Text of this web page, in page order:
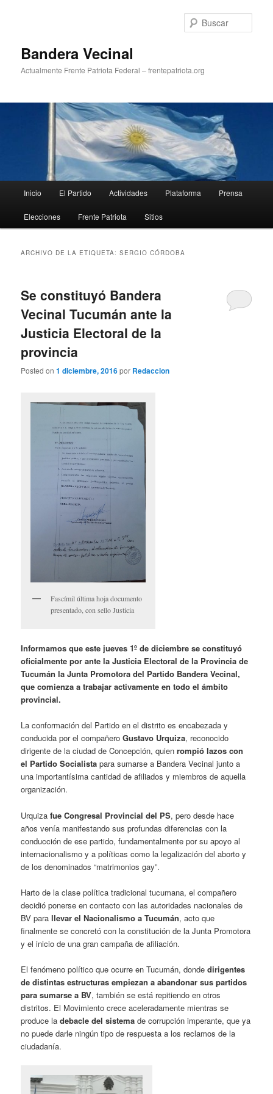
Bandera Vecinal
Actualmente Frente Patriota Federal – frentepatriota.org
principal
Inicio El Partido Actividades Plataforma Prensa
Elecciones Frente Patriota Sitios
ARCHIVO DE LA ETIQUETA:SERGIO CÓRDOBA
Se constituyó Bandera
Vecinal Tucumán ante la
Justicia Electoral de la
provincia
Posted on1 diciembre, 2016por Redaccion
Fascímil última hoja documento
presentado, con sello Justicia
Informamos que este jueves 1º de diciembre se constituyó
oficialmente por ante la Justicia Electoral de la Provincia de
Tucumán la Junta Promotora del Partido Bandera Vecinal,
que comienza a trabajar activamente en todo el ámbito
provincial.
La conformación del Partido en el distrito es encabezada y
conducida por el compañeroGustavo Urquiza, reconocido
dirigente de la ciudad de Concepción, quienrompió lazos con
el Partido Socialista para sumarse a Bandera Vecinal junto a
una importantísima cantidad de afiliados y miembros de aquella
organización.
Urquizafue Congresal Provincial del PS, pero desde hace
años venía manifestando sus profundas diferencias con la
conducción de ese partido, fundamentalmente por su apoyo al
internacionalismo y a políticas como la legalización del aborto y
de los denominados “matrimonios gay”.
Harto de la clase política tradicional tucumana, el compañero
decidió ponerse en contacto con las autoridades nacionales de
BV parallevar el Nacionalismo a Tucumán, acto que
finalmente se concretó con la constitución de la Junta Promotora
y el inicio de una gran campaña de afiliación.
El fenómeno político que ocurre en Tucumán, dondedirigentes
de distintas estructuras empiezan a abandonar sus partidos
para sumarse a BV, también se está repitiendo en otros
distritos. El Movimiento crece aceleradamente mientras se
produce ladebacle del sistema de corrupción imperante, que ya
no puede darle ningún tipo de respuesta a los reclamos de la
ciudadanía.